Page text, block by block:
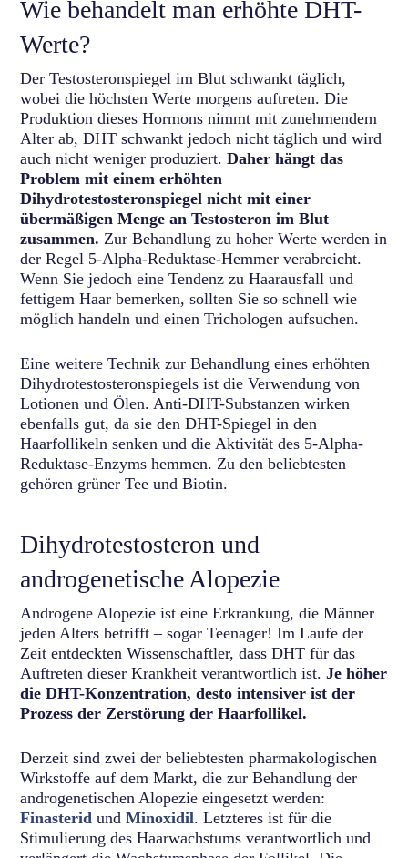
Wie behandelt man erhöhte DHT-
Werte?
Der Testosteronspiegel im Blut schwankt täglich,
wobei die höchsten Werte morgens auftreten. Die
Produktion dieses Hormons nimmt mit zunehmendem
Alter ab, DHT schwankt jedoch nicht täglich und wird
auch nicht weniger produziert.Daher hängt das
Problem mit einem erhöhten
Dihydrotestosteronspiegel nicht mit einer
übermäßigen Menge an Testosteron im Blut
zusammen. Zur Behandlung zu hoher Werte werden in
der Regel 5-Alpha-Reduktase-Hemmer verabreicht.
Wenn Sie jedoch eine Tendenz zu Haarausfall und
fettigem Haar bemerken, sollten Sie so schnell wie
möglich handeln und einen Trichologen aufsuchen.
Eine weitere Technik zur Behandlung eines erhöhten
Dihydrotestosteronspiegels ist die Verwendung von
Lotionen und Ölen. Anti-DHT-Substanzen wirken
ebenfalls gut, da sie den DHT-Spiegel in den
Haarfollikeln senken und die Aktivität des 5-Alpha-
Reduktase-Enzyms hemmen. Zu den beliebtesten
gehören grüner Tee und Biotin.
Dihydrotestosteron und
androgenetische Alopezie
Androgene Alopezie ist eine Erkrankung, die Männer
jeden Alters betrifft – sogar Teenager! Im Laufe der
Zeit entdeckten Wissenschaftler, dass DHT für das
Auftreten dieser Krankheit verantwortlich ist.Je höher
die DHT-Konzentration, desto intensiver ist der
Prozess der Zerstörung der Haarfollikel.
Derzeit sind zwei der beliebtesten pharmakologischen
Wirkstoffe auf dem Markt, die zur Behandlung der
androgenetischen Alopezie eingesetzt werden:
Finasterid undMinoxidil. Letzteres ist für die
Stimulierung des Haarwachstums verantwortlich und